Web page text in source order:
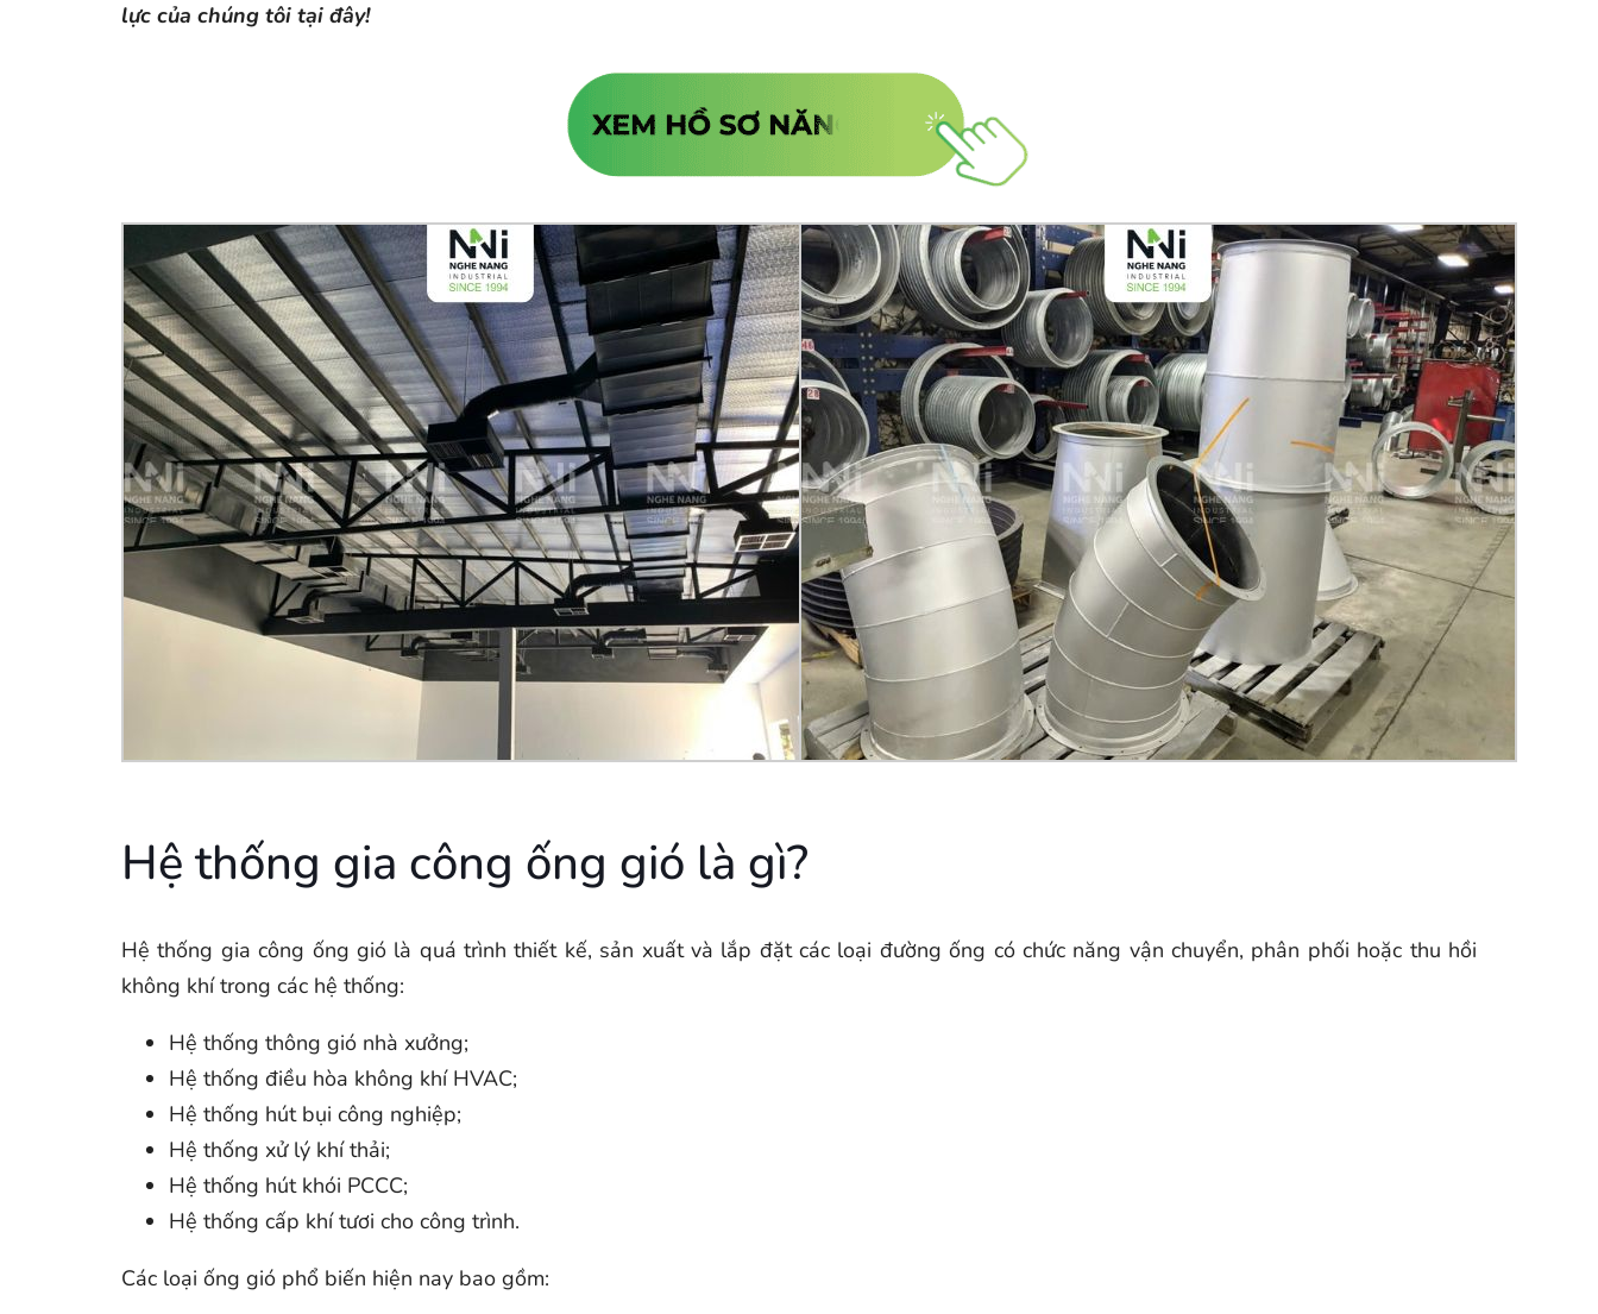
lực của chúng tôi tại đây!
Hệ thống gia công ống gió là gì?
Hệ thống gia công ống gió là quá trình thiết kế, sản xuất và lắp đặt các loại đường ống có chức năng vận chuyển, phân phối hoặc thu hồi
không khí trong các hệ thống:
Hệ thống thông gió nhà xưởng;
Hệ thống điều hòa không khí HVAC;
Hệ thống hút bụi công nghiệp;
Hệ thống xử lý khí thải;
Hệ thống hút khói PCCC;
Hệ thống cấp khí tươi cho công trình.
Các loại ống gió phổ biến hiện nay bao gồm: